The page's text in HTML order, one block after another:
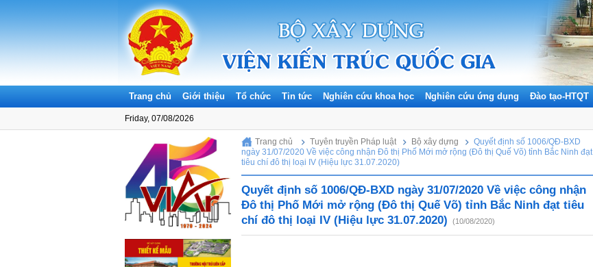
Trang chủ Giới thiệu Tổ chức Tin tức Nghiên cứu khoa học Nghiên cứu ứng dụng Đào tạo-HTQT
Friday, 07/08/2026
Trang chủ Tuyên truyền Pháp luật Bộ xây dựng
Quyết định số 1006/QĐ-BXD
ngày 31/07/2020 Về việc công nhận Đô thị Phố Mới mở rộng (Đô thị Quế Võ) tỉnh Bắc Ninh đạt
tiêu chí đô thị loại IV (Hiệu lực 31.07.2020)
Quyết định số 1006/QĐ-BXD ngày 31/07/2020 Về việc công nhận
Đô thị Phố Mới mở rộng (Đô thị Quế Võ) tỉnh Bắc Ninh đạt tiêu
chí đô thị loại IV (Hiệu lực 31.07.2020)
(10/08/2020)